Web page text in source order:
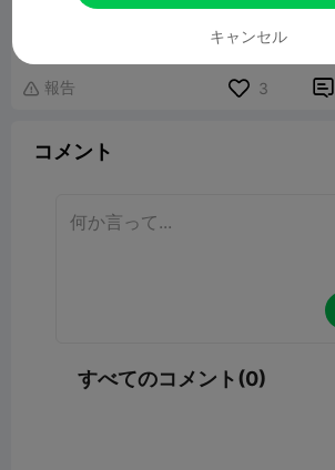
関連3Dモデル
 報告 3 
コメント
すべてのコメント(0)
キャンセル